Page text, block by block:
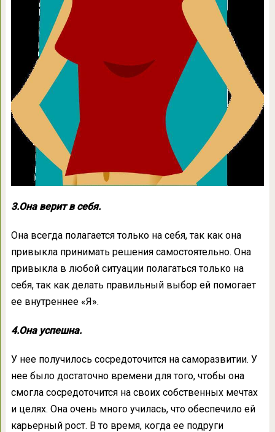
3.Она верит в себя.
Она всегда полагается только на себя, так как она
привыкла принимать решения самостоятельно. Она
привыкла в любой ситуации полагаться только на
себя, так как делать правильный выбор ей помогает
ее внутреннее «Я».
4.Она успешна.
У нее получилось сосредоточится на саморазвитии. У
нее было достаточно времени для того, чтобы она
смогла сосредоточится на своих собственных мечтах
и целях. Она очень много училась, что обеспечило ей
карьерный рост. В то время, когда ее подруги